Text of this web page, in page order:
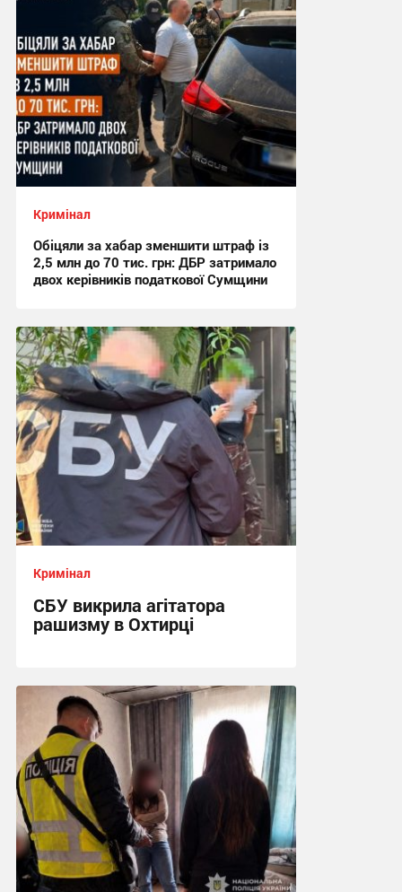
Кримінал
Обіцяли за хабар зменшити штраф із
2,5 млн до 70 тис. грн: ДБР затримало
двох керівників податкової Сумщини
17:42 вчора
Кримінал
СБУ викрила агітатора
рашизму в Охтирці
13:34 вчора